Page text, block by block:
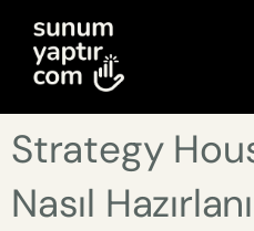
Strategy
Nasıl